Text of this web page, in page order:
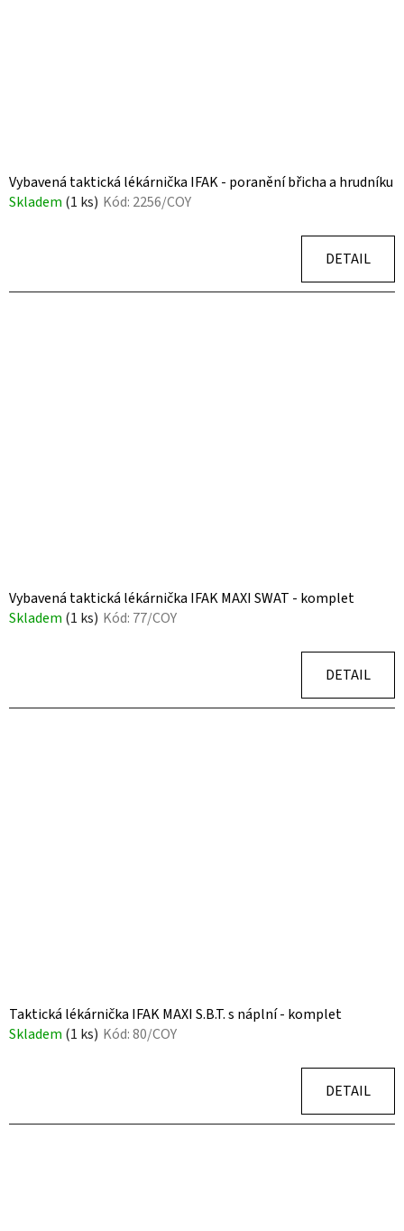
Vybavená taktická lékárnička IFAK - poranění břicha a hrudníku
Skladem (1 ks) Kód: 2256/COY
DETAIL
Vybavená taktická lékárnička IFAK MAXI SWAT - komplet
Skladem (1 ks) Kód: 77/COY
DETAIL
Taktická lékárnička IFAK MAXI S.B.T. s náplní - komplet
Skladem (1 ks) Kód:80/COY
DETAIL